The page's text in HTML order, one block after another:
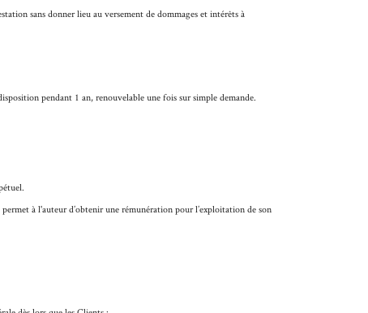
sans donner lieu au versement de dommages et intérêts à
pendant 1 an, renouvelable une fois sur simple demande.
à l'auteur d’obtenir une rémunération pour l’exploitation de son